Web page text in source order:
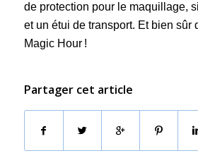
de protection pour le maquillage,
et un étui de transport. Et bien sûr
Magic Hour !
Partager cet article